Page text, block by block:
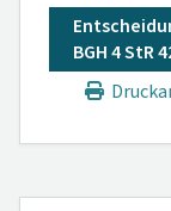
BGH 4 StR